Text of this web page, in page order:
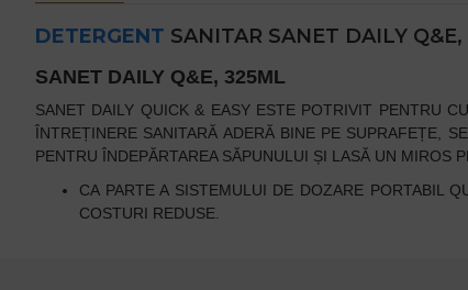
DETERGENT SANITAR SANET DAILY
SANET DAILY Q&E, 325ML
SANET DAILY QUICK & EASY ESTE POTRIVIT PENTRU
ÎNTREȚINERE SANITARĂ ADERĂ BINE PE SUPRAFEȚE,
PENTRU ÎNDEPĂRTAREA SĂPUNULUI ȘI LASĂ UN MIROS
CA PARTE A SISTEMULUI DE DOZARE PORTABIL
COSTURI REDUSE.